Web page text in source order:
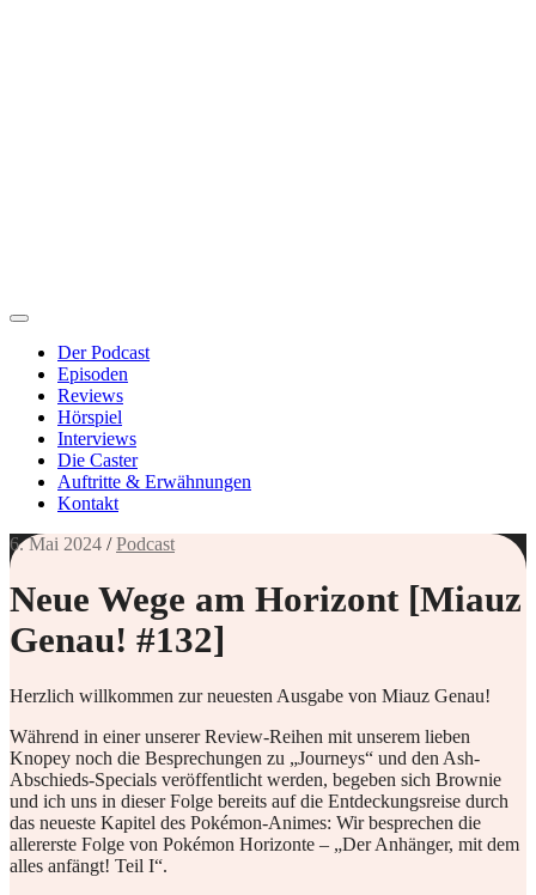
Der Podcast
Episoden
Reviews
Hörspiel
Interviews
Die Caster
Auftritte & Erwähnungen
Kontakt
6. Mai 2024 /Podcast
Neue Wege am Horizont [Miauz
Genau! #132]
Herzlich willkommen zur neuesten Ausgabe von Miauz Genau!
Während in einer unserer Review-Reihen mit unserem lieben
Knopey noch die Besprechungen zu „Journeys“ und den Ash-
Abschieds-Specials veröffentlicht werden, begeben sich Brownie
und ich uns in dieser Folge bereits auf die Entdeckungsreise durch
das neueste Kapitel des Pokémon-Animes: Wir besprechen die
allererste Folge von Pokémon Horizonte – „Der Anhänger, mit dem
alles anfängt! Teil I“.